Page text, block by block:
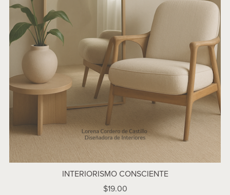
INTERIORISMO CONSCIENTE
$19.00